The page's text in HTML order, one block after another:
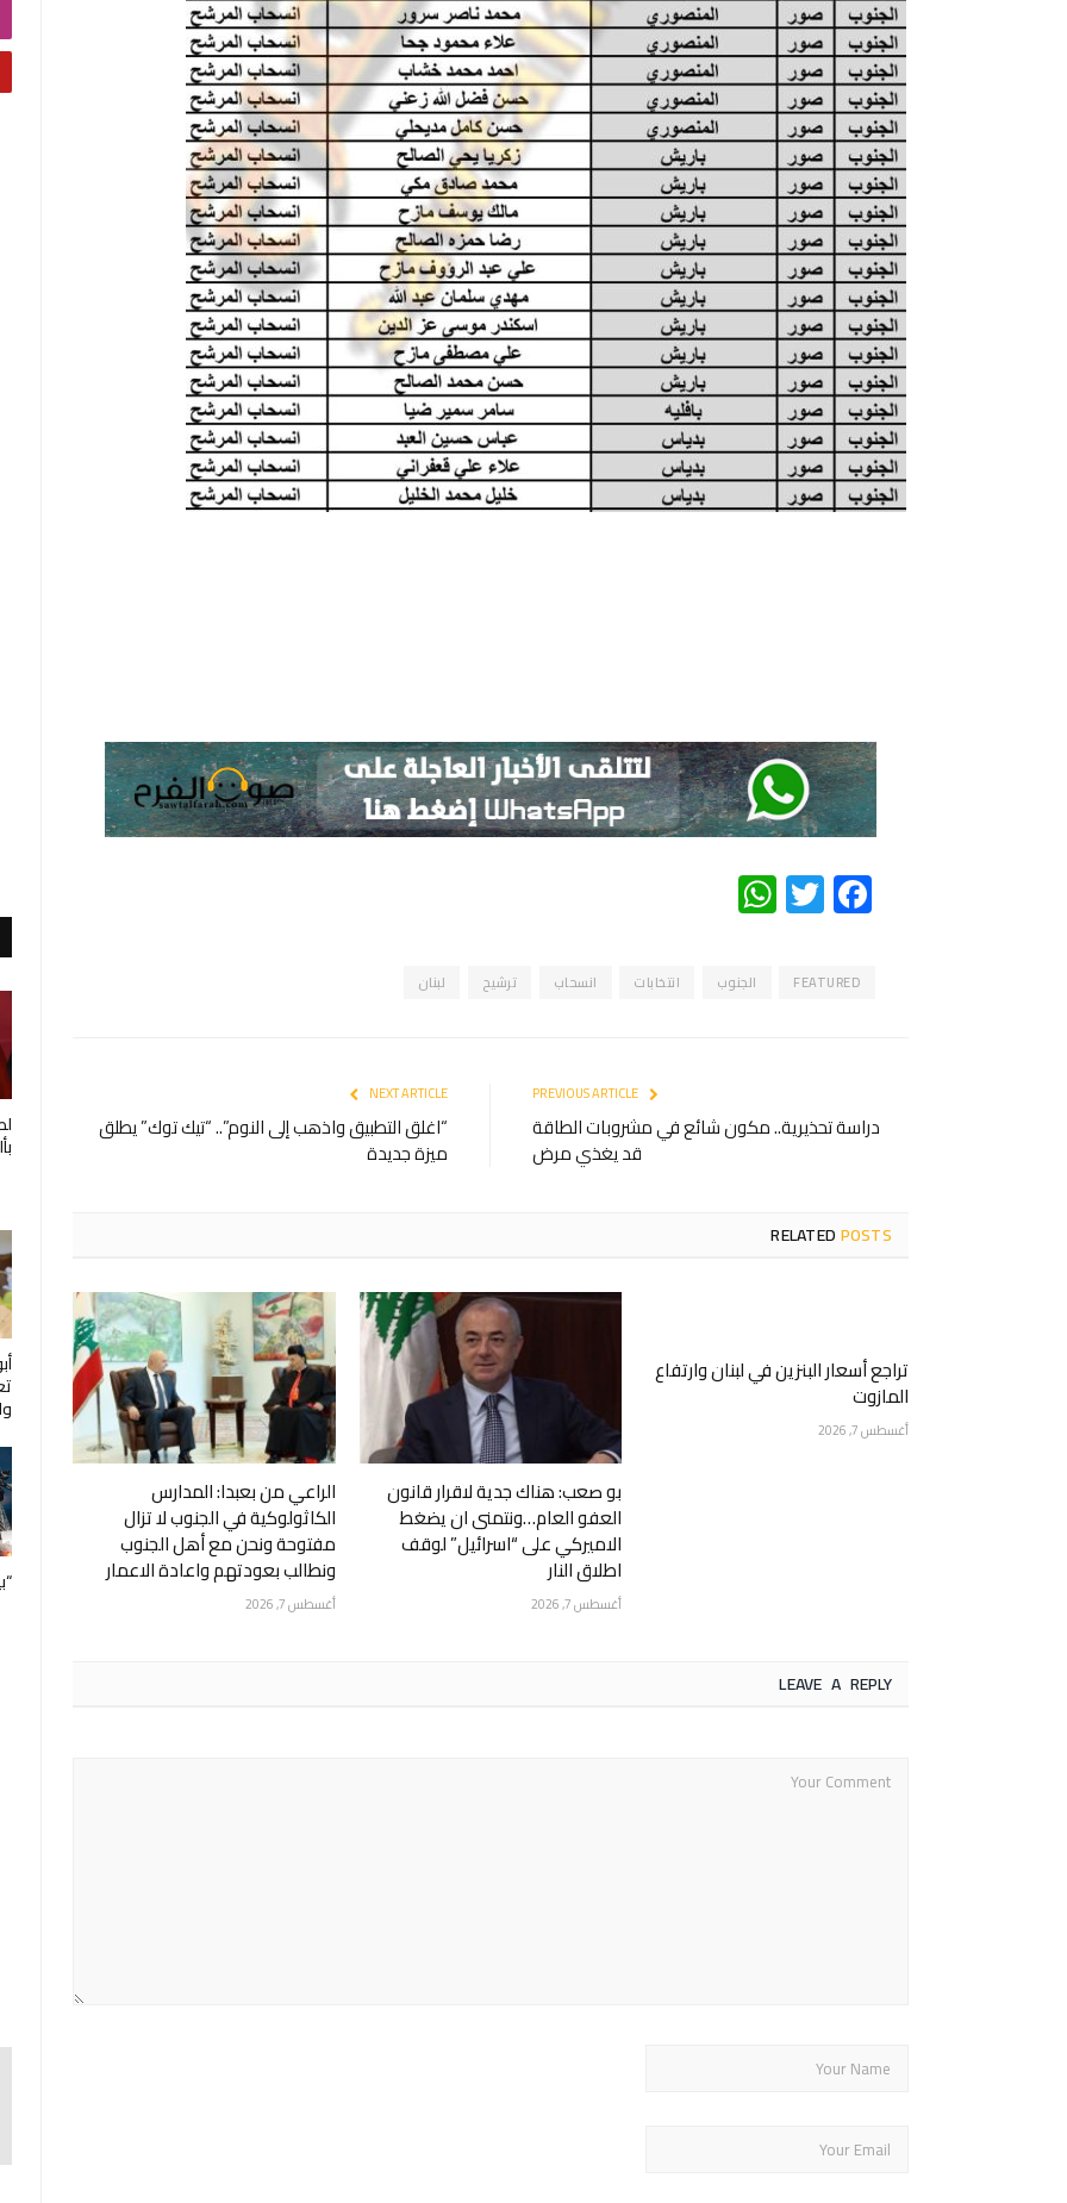
Facebook
Twitter
FEATURED الجنوب انتخابات انسحاب ترشيح لبنان
دراسة تحذيرية.. مكون شائع في مشروبات الطاقة
قد يغذي مرض
NEXT ARTICLE
“اغلق التطبيق واذهب إلى النوم”.. “تيك توك” يطلق
ميزة جديدة
RELATEDPOSTS
تراجع أسعار البنزين في لبنان وارتفاع
المازوت
أغسطس 7, 2026
بو صعب: هناك جدية لاقرار قانون
العفو العام…ونتمنى ان يضغط
الاميركي على “اسرائيل” لوقف
اطلاق النار
أغسطس 7, 2026
الراعي من بعبدا: المدارس
الكاثولوكية في الجنوب لا تزال
مفتوحة ونحن مع أهل الجنوب
ونطالب بعودتهم واعادة الاعمار
أغسطس 7, 2026
LEAVE A REPLY